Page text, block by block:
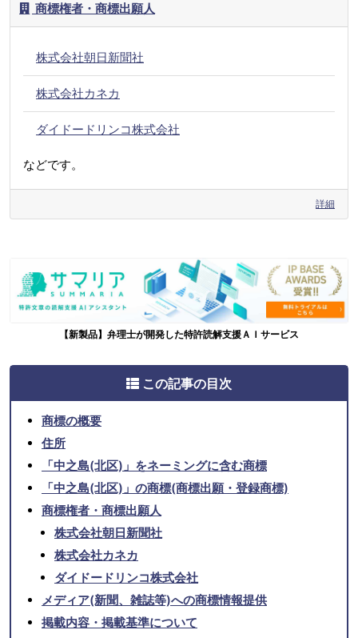
商標権者・商標出願人
株式会社朝日新聞社
株式会社カネカ
ダイドードリンコ株式会社
などです。
詳細
【新製品】弁理士が開発した特許読解支援ＡＩサービス
この記事の目次
商標の概要
住所
「中之島(北区)」をネーミングに含む商標
「中之島(北区)」の商標(商標出願・登録商標)
商標権者・商標出願人
株式会社朝日新聞社
株式会社カネカ
ダイドードリンコ株式会社
メディア(新聞、雑誌等)への商標情報提供
掲載内容・掲載基準について